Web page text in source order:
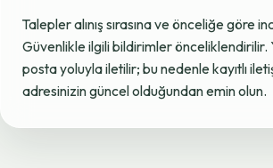
Talepler alınış sırasına ve önceliğe göre
Güvenlikle ilgili bildirimler önceliklendirilir.
posta yoluyla iletilir; bu nedenle kayıtlı
adresinizin güncel olduğundan emin olun.